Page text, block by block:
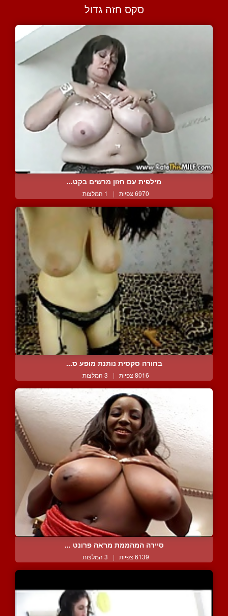
סקס חזה גדול
מילפית עם חזון מרשים בקט...
6970 צפיות | 1 המלצות
בחורה סקסית נותנת מופע ס...
8016 צפיות | 3 המלצות
סיירה המהממת מראה פרונט ...
6139 צפיות | 3 המלצות